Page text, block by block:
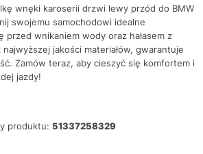
wnęki karoserii drzwi lewy przód do BMW
swojemu samochodowi idealne
przed wnikaniem wody oraz hałasem z
jakości materiałów, gwarantuje
Zamów teraz, aby cieszyć się komfortem i
jazdy!
produktu: 51337258329